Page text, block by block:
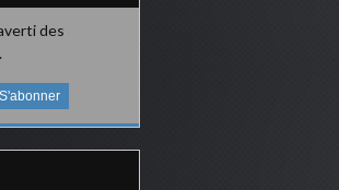
des